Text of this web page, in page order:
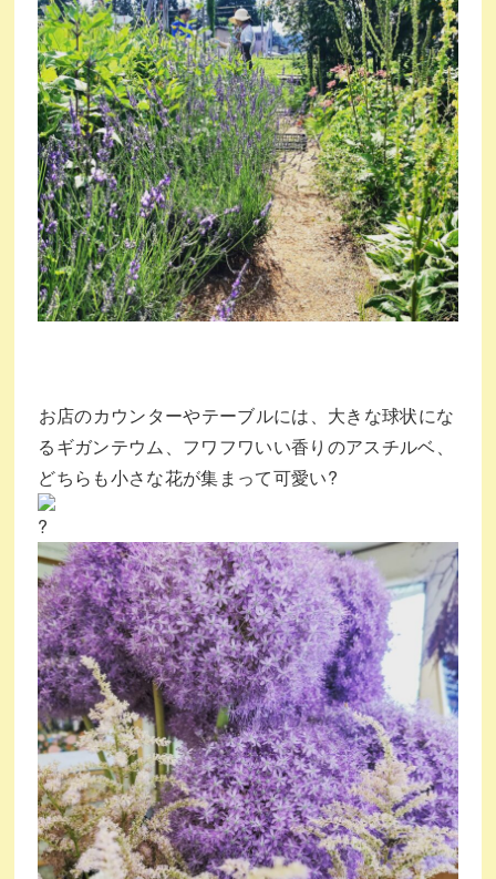
⁡お店のカウンターやテーブルには、大きな球状にな
るギガンテウム、フワフワいい香りのアスチルベ、
どちらも小さな花が集まって可愛い?⁡